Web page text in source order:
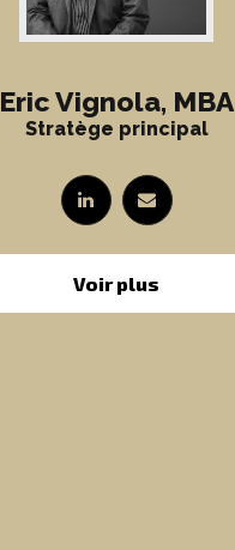
Eric Vignola, MBA
Stratège principal
Voir plus